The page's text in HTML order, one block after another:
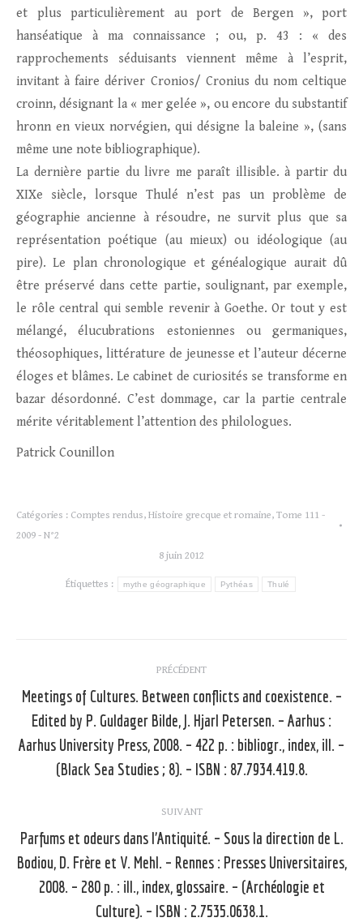
et plus particulièrement au port de Bergen », port
hanséatique à ma connaissance ; ou, p. 43 : « des
rapprochements séduisants viennent même à l’esprit,
invitant à faire dériver Cronios/ Cronius du nom celtique
croinn, désignant la « mer gelée », ou encore du substantif
hronn en vieux norvégien, qui désigne la baleine », (sans
même une note bibliographique).
La dernière partie du livre me paraît illisible. à partir du
XIXe siècle, lorsque Thulé n’est pas un problème de
géographie ancienne à résoudre, ne survit plus que sa
représentation poétique (au mieux) ou idéologique (au
pire). Le plan chronologique et généalogique aurait dû
être préservé dans cette partie, soulignant, par exemple,
le rôle central qui semble revenir à Goethe. Or tout y est
mélangé, élucubrations estoniennes ou germaniques,
théosophiques, littérature de jeunesse et l’auteur décerne
éloges et blâmes. Le cabinet de curiosités se transforme en
bazar désordonné. C’est dommage, car la partie centrale
mérite véritablement l’attention des philologues.
Patrick Counillon
Catégories : Comptes rendus, Histoire grecque et romaine, Tome 111 -
2009 - N°2
8 juin 2012
Étiquettes : mythe géographique Pythéas Thulé
article
PRÉCÉDENT
Article
précédent
:
Meetings of Cultures. Between conflicts and coexistence. –
Edited by P. Guldager Bilde, J. Hjarl Petersen. – Aarhus :
Aarhus University Press, 2008. – 422 p. : bibliogr., index, ill. –
(Black Sea Studies ; 8). – ISBN : 87.7934.419.8.
SUIVANT
Article
suivant
Parfums et odeurs dans l’Antiquité. – Sous la direction de L.
Bodiou, D. Frère et V. Mehl. – Rennes : Presses Universitaires,
2008. – 280 p. : ill., index, glossaire. – (Archéologie et
Culture). – ISBN : 2.7535.0638.1.